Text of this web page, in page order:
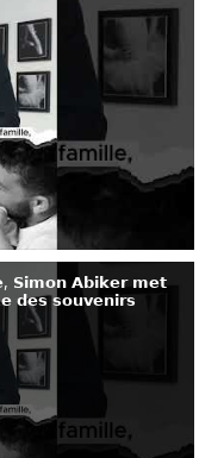
𝗦𝗶𝗺𝗼𝗻 𝗔𝗯𝗶𝗸𝗲𝗿 𝗺𝗲𝘁
𝗱𝗲𝘀 𝘀𝗼𝘂𝘃𝗲𝗻𝗶𝗿𝘀